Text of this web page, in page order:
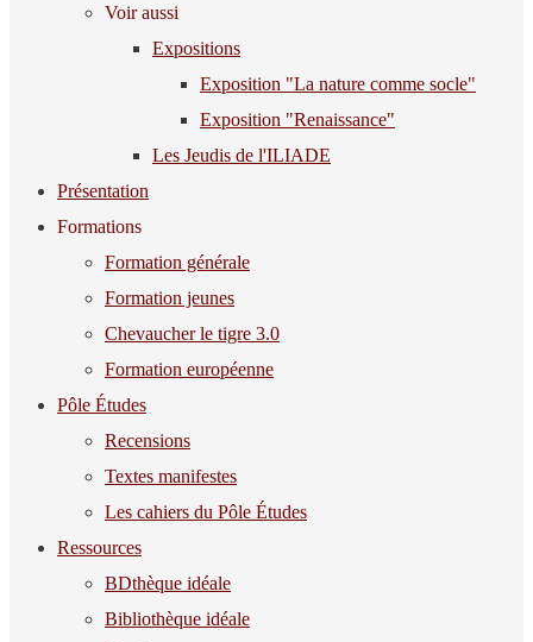
Voir aussi
Expositions
Exposition "La nature comme socle"
Exposition "Renaissance"
Les Jeudis de l'ILIADE
Présentation
Formations
Formation générale
Formation jeunes
Chevaucher le tigre 3.0
Formation européenne
Pôle Études
Recensions
Textes manifestes
Les cahiers du Pôle Études
Ressources
BDthèque idéale
Bibliothèque idéale